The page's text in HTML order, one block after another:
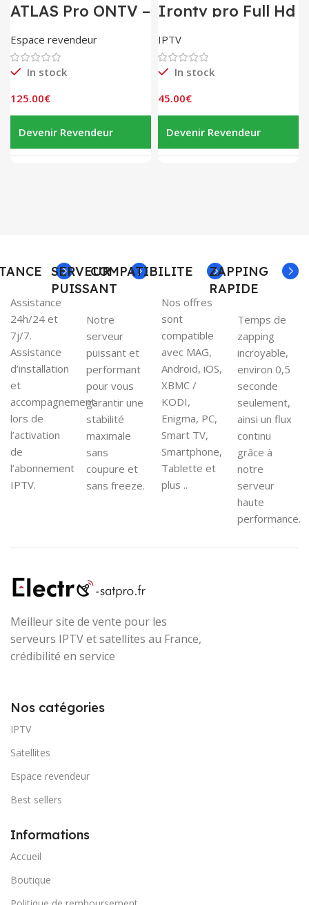
ATLAS Pro ONTV –
Espace revendeur
In stock
125.00€
Devenir Revendeur
Irontv pro Full Hd
IPTV
In stock
45.00€
Devenir Revendeur
Assistance
24h/24 et
7j/7.
Assistance
d’installation
et
accompagnement
lors de
l’activation
de
l’abonnement
IPTV.
SERVEUR
PUISSANT
Notre
serveur
puissant et
performant
pour vous
garantir une
stabilité
maximale
sans
coupure et
sans freeze.
COMPATIBILITE
Nos offres
sont
compatible
avec MAG,
Android, iOS,
XBMC /
KODI,
Enigma, PC,
Smart TV,
Smartphone,
Tablette et
plus ..
ZAPPING
RAPIDE
Temps de
zapping
incroyable,
environ 0,5
seconde
seulement,
ainsi un flux
continu
grâce à
notre
serveur
haute
performance.
Meilleur site de vente pour les
serveurs IPTV et satellites au France,
crédibilité en service
Nos catégories
IPTV
Satellites
Espace revendeur
Best sellers
Informations
Accueil
Boutique